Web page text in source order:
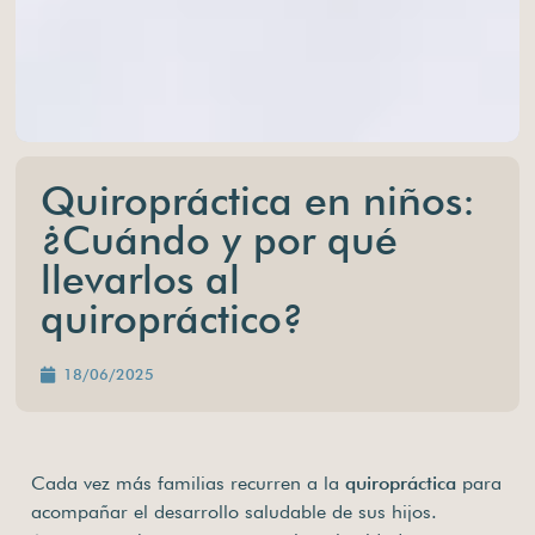
Quiropráctica en niños:
¿Cuándo y por qué
llevarlos al
quiropráctico?
18/06/2025
Cada vez más familias recurren a la quiropráctica para
acompañar el desarrollo saludable de sus hijos.